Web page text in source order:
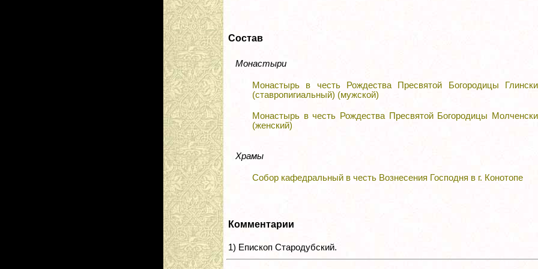
Состав
Монастыри
Монастырь в честь Рождества Пресвятой Богородицы
(ставропигиальный) (мужской)
Монастырь в честь Рождества Пресвятой Богородицы
(женский)
Храмы
Собор кафедральный в честь Вознесения Господня в г. Конотопе
Комментарии
1) Епископ Стародубский.